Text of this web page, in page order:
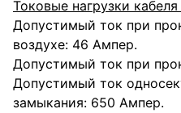
Токовые нагрузки
Допустимый ток при
воздухе: 46 Ампер.
Допустимый ток при
Допустимый ток
замыкания: 650 Ампер.